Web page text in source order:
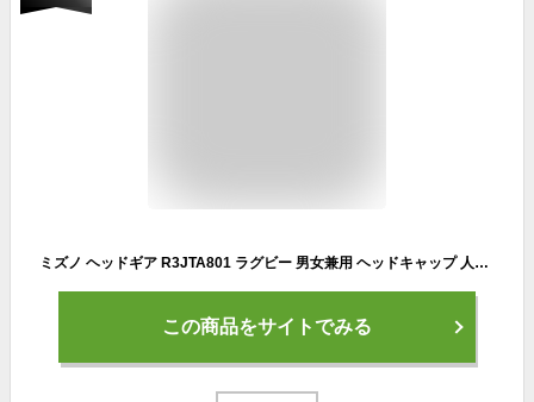
ミズノ ヘッドギア R3JTA801 ラグビー 男女兼用 ヘッドキャップ 人気 おすすめ メンズ レディース 一般 大会 部活
この商品をサイトでみる